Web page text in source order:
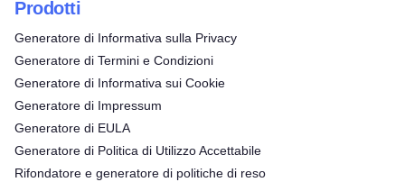
Prodotti
Generatore di Informativa sulla Privacy
Generatore di Termini e Condizioni
Generatore di Informativa sui Cookie
Generatore di Impressum
Generatore di EULA
Generatore di Politica di Utilizzo Accettabile
Rifondatore e generatore di politiche di reso